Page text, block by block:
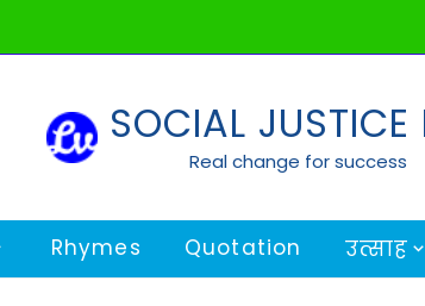
SOCIAL JUSTICE
Real change for success
Rhymes Quotation उत्साह